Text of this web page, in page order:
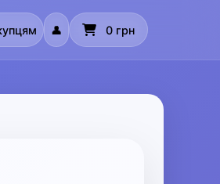
👤 0 грн